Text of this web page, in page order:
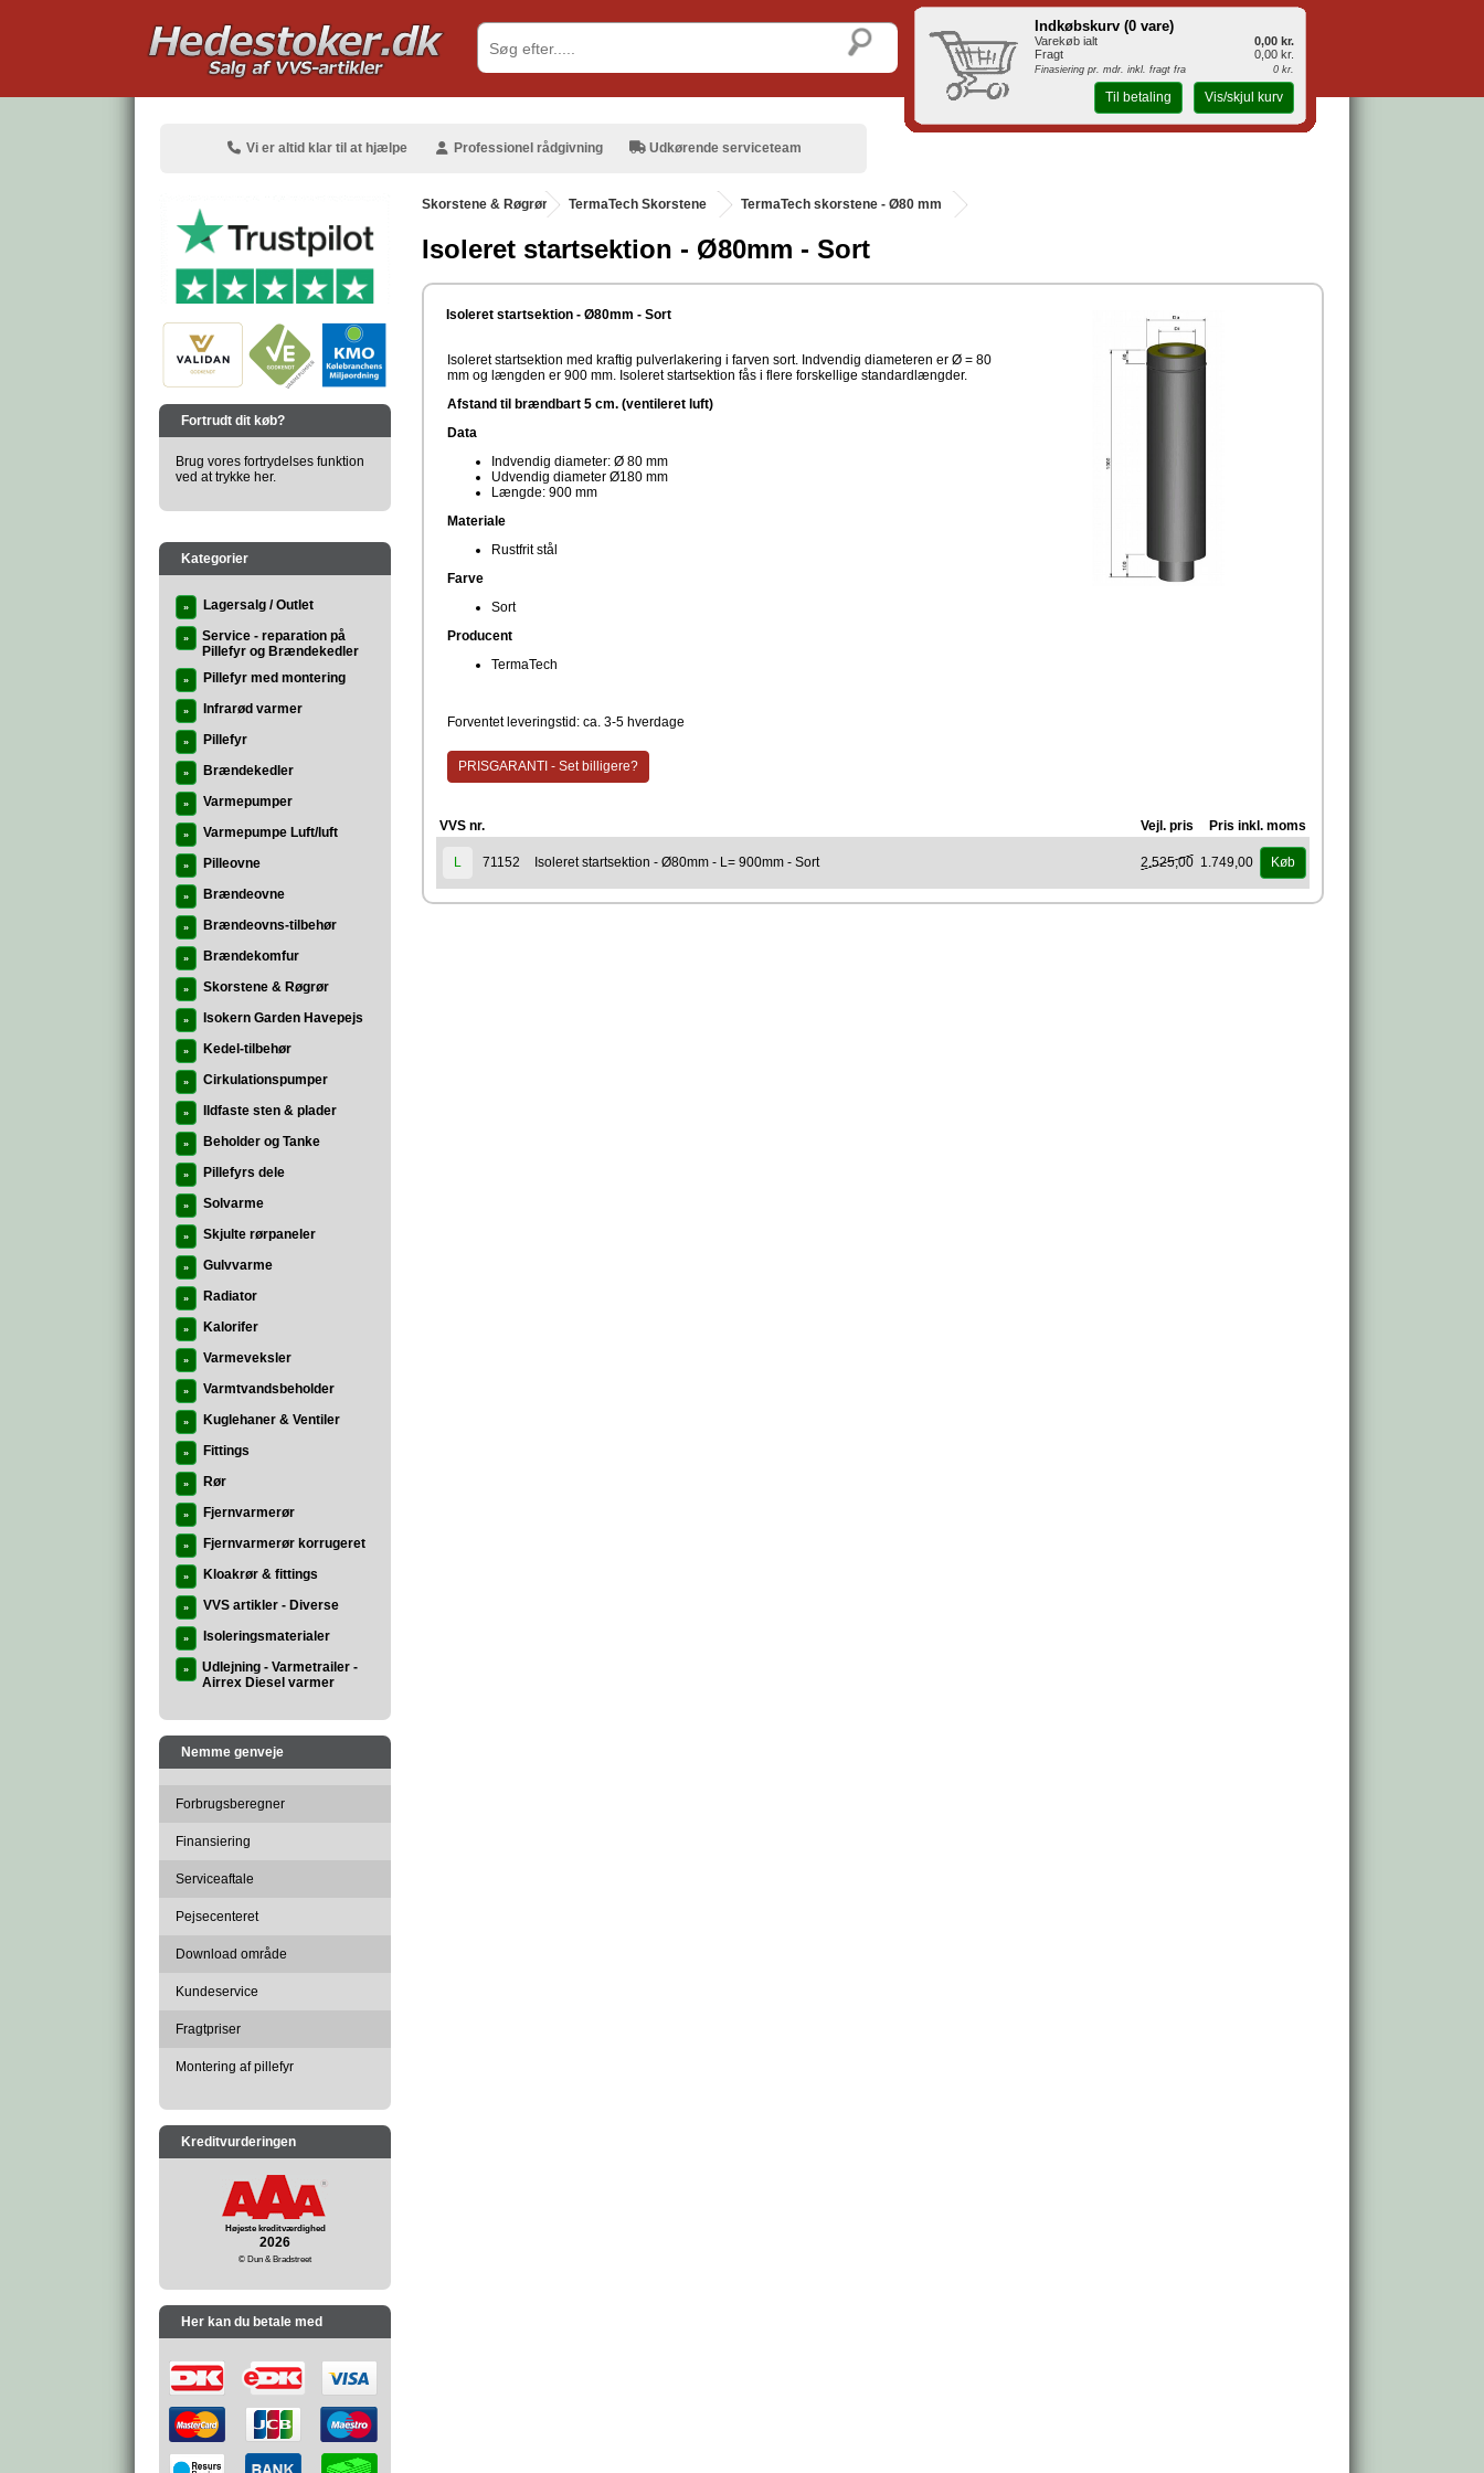
Vi er altid klar til at hjælpe Professionel rådgivning Udkørende serviceteam
Fortrudt dit køb?
Brug vores fortrydelses funktion
ved at trykke her.
Kategorier
» Lagersalg / Outlet
»
Service - reparation på
Pillefyr og Brændekedler
» Pillefyr med montering
» Infrarød varmer
» Pillefyr
» Brændekedler
» Varmepumper
» Varmepumpe Luft/luft
» Pilleovne
» Brændeovne
» Brændeovns-tilbehør
» Brændekomfur
» Skorstene & Røgrør
» Isokern Garden Havepejs
» Kedel-tilbehør
» Cirkulationspumper
» Ildfaste sten & plader
» Beholder og Tanke
» Pillefyrs dele
» Solvarme
» Skjulte rørpaneler
» Gulvvarme
» Radiator
» Kalorifer
» Varmeveksler
» Varmtvandsbeholder
» Kuglehaner & Ventiler
» Fittings
» Rør
» Fjernvarmerør
» Fjernvarmerør korrugeret
» Kloakrør & fittings
» VVS artikler - Diverse
» Isoleringsmaterialer
»
Udlejning - Varmetrailer -
Airrex Diesel varmer
Nemme genveje
Forbrugsberegner
Finansiering
Serviceaftale
Pejsecenteret
Download område
Kundeservice
Fragtpriser
Montering af pillefyr
Kreditvurderingen
Højeste kreditværdighed
2026
© Dun & Bradstreet
Her kan du betale med
Skorstene & Røgrør . TermaTech Skorstene TermaTech skorstene - Ø80 mm
Isoleret startsektion - Ø80mm - Sort
Isoleret startsektion - Ø80mm - Sort
Isoleret startsektion med kraftig pulverlakering i farven sort. Indvendig diameteren er Ø = 80
mm og længden er 900 mm. Isoleret startsektion fås i flere forskellige standardlængder.
Afstand til brændbart 5 cm. (ventileret luft)
Data
Indvendig diameter: Ø 80 mm
Udvendig diameter Ø180 mm
Længde: 900 mm
Materiale
Rustfrit stål
Farve
Sort
Producent
TermaTech
Forventet leveringstid: ca. 3-5 hverdage
PRISGARANTI - Set billigere?
VVS nr. Vejl. pris Pris inkl. moms
L 71152 Isoleret startsektion - Ø80mm - L= 900mm - Sort 2.525,00 1.749,00 Køb
Indkøbskurv (0 vare)
Varekøb ialt
0,00 kr.
Fragt
0,00 kr.
Finasiering pr. mdr. inkl. fragt fra 0 kr.
Til betaling Vis/skjul kurv